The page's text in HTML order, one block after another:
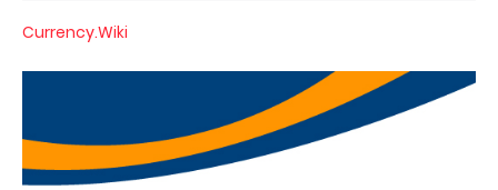
Currency.Wiki